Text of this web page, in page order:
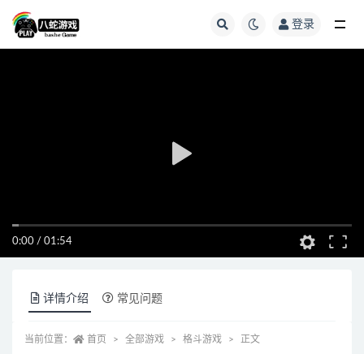
登录
0:00 / 01:54
详情介绍 常见问题
当前位置： 首页 全部游戏 格斗游戏 正文